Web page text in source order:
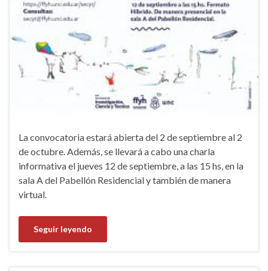
La convocatoria estará abierta del 2 de septiembre al 2
de octubre. Además, se llevará a cabo una charla
informativa el jueves 12 de septiembre, a las 15 hs, en la
sala A del Pabellón Residencial y también de manera
virtual.
Seguir leyendo